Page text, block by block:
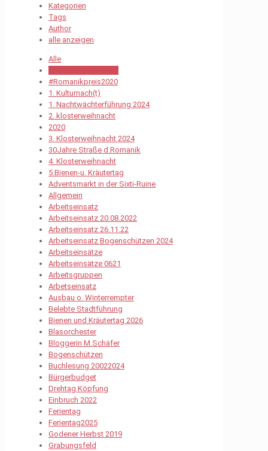
Kategorien
Tags
Author
alle anzeigen
Alle
#Romanikpreis2020
1. Kulturnach(t)
1. Nachtwächterführung 2024
2. klosterweihnacht
2020
3. Klosterweihnacht 2024
30Jahre Straße d.Romanik
4. Klosterweihnacht
5.Bienen-u. Kräutertag
Adventsmarkt in der Sixti-Ruine
Allgemein
Arbeitseinsatz
Arbeitseinsatz 20.08.2022
Arbeitseinsatz 26.11.22
Arbeitseinsatz Bogenschützen 2024
Arbeitseinsätze
Arbeitseinsätze 0621
Arbeitsgruppen
Arbetseinsatz
Ausbau o. Winterrempter
Belebte Stadtführung
Bienen und Kräutertag 2026
Blasorchester
Bloggerin M.Schäfer
Bogenschützen
Buchlesung 20022024
Bürgerbudget
Drehtag Köpfung
Einbruch 2022
Ferientag
Ferientag2025
Godener Herbst 2019
Grabungsfeld